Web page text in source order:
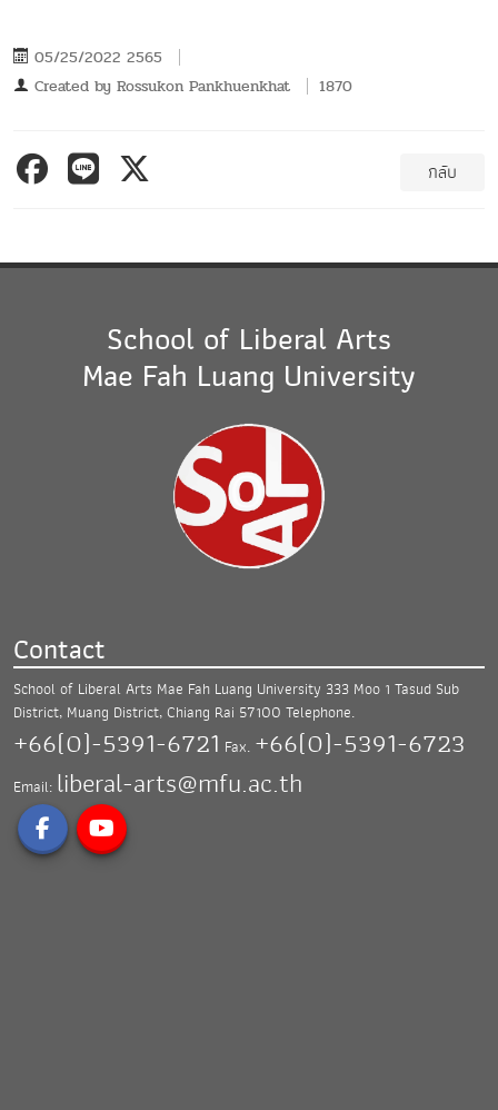
05/25/2022 2565
Created by Rossukon Pankhuenkhat 1870
กลับ
School of Liberal Arts
Mae Fah Luang University
Contact
School of Liberal Arts Mae Fah Luang University 333 Moo 1 Tasud Sub
District, Muang District,Chiang Rai 57100 Telephone.
+66(0)-5391-6721 Fax. +66(0)-5391-6723
Email: liberal-arts@mfu.ac.th